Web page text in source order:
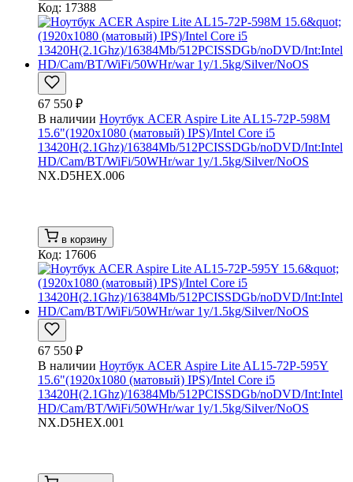
Код: 17388
67 550 ₽
В наличии Ноутбук ACER Aspire Lite AL15-72P-598M
15.6"(1920x1080 (матовый) IPS)/Intel Core i5
13420H(2.1Ghz)/16384Mb/512PCISSDGb/noDVD/Int:Intel
HD/Cam/BT/WiFi/50WHr/war 1y/1.5kg/Silver/NoOS
NX.D5HEX.006
в корзину
Код: 17606
67 550 ₽
В наличии Ноутбук ACER Aspire Lite AL15-72P-595Y
15.6"(1920x1080 (матовый) IPS)/Intel Core i5
13420H(2.1Ghz)/16384Mb/512PCISSDGb/noDVD/Int:Intel
HD/Cam/BT/WiFi/50WHr/war 1y/1.5kg/Silver/NoOS
NX.D5HEX.001